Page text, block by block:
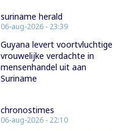
suriname herald
06-aug-2026 - 23:39
Guyana levert voortvluchtige
vrouwelijke verdachte in
mensenhandel uit aan
Suriname
chronostimes
06-aug-2026 - 22:10